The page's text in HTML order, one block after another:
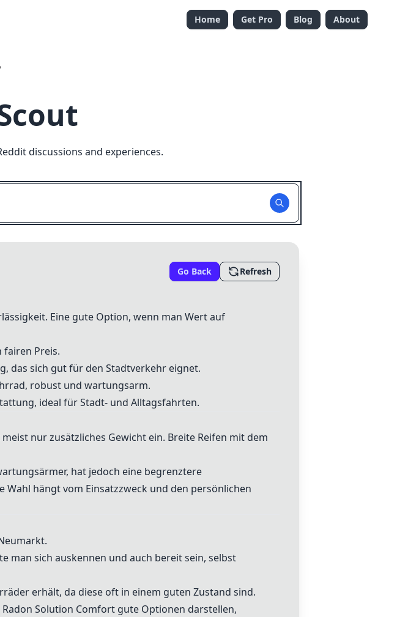
Home Get Pro Blog About
discussions and experiences.
Go Back Refresh
Eine gute Option, wenn man Wert auf
fairen Preis.
das sich gut für den Stadtverkehr eignet.
robust und wartungsarm.
ideal für Stadt- und Alltagsfahrten.
nur zusätzliches Gewicht ein. Breite Reifen mit dem
hat jedoch eine begrenztere
hängt vom Einsatzzweck und den persönlichen
man sich auskennen und auch bereit sein, selbst
erhält, da diese oft in einem guten Zustand sind.
Radon Solution Comfort gute Optionen darstellen,